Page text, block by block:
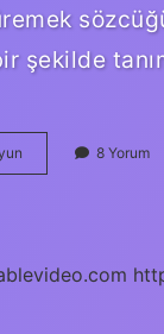
şekilde
Türemek
ne
8 Yorum